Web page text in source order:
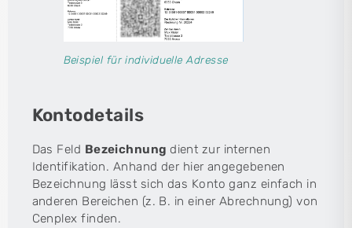
Beispiel für individuelle Adresse
Kontodetails
Das Feld Bezeichnungdient zur internen
Identifikation. Anhand der hier angegebenen
Bezeichnung lässt sich das Konto ganz einfach in
anderen Bereichen (z. B. in einer Abrechnung) von
Cenplex finden.